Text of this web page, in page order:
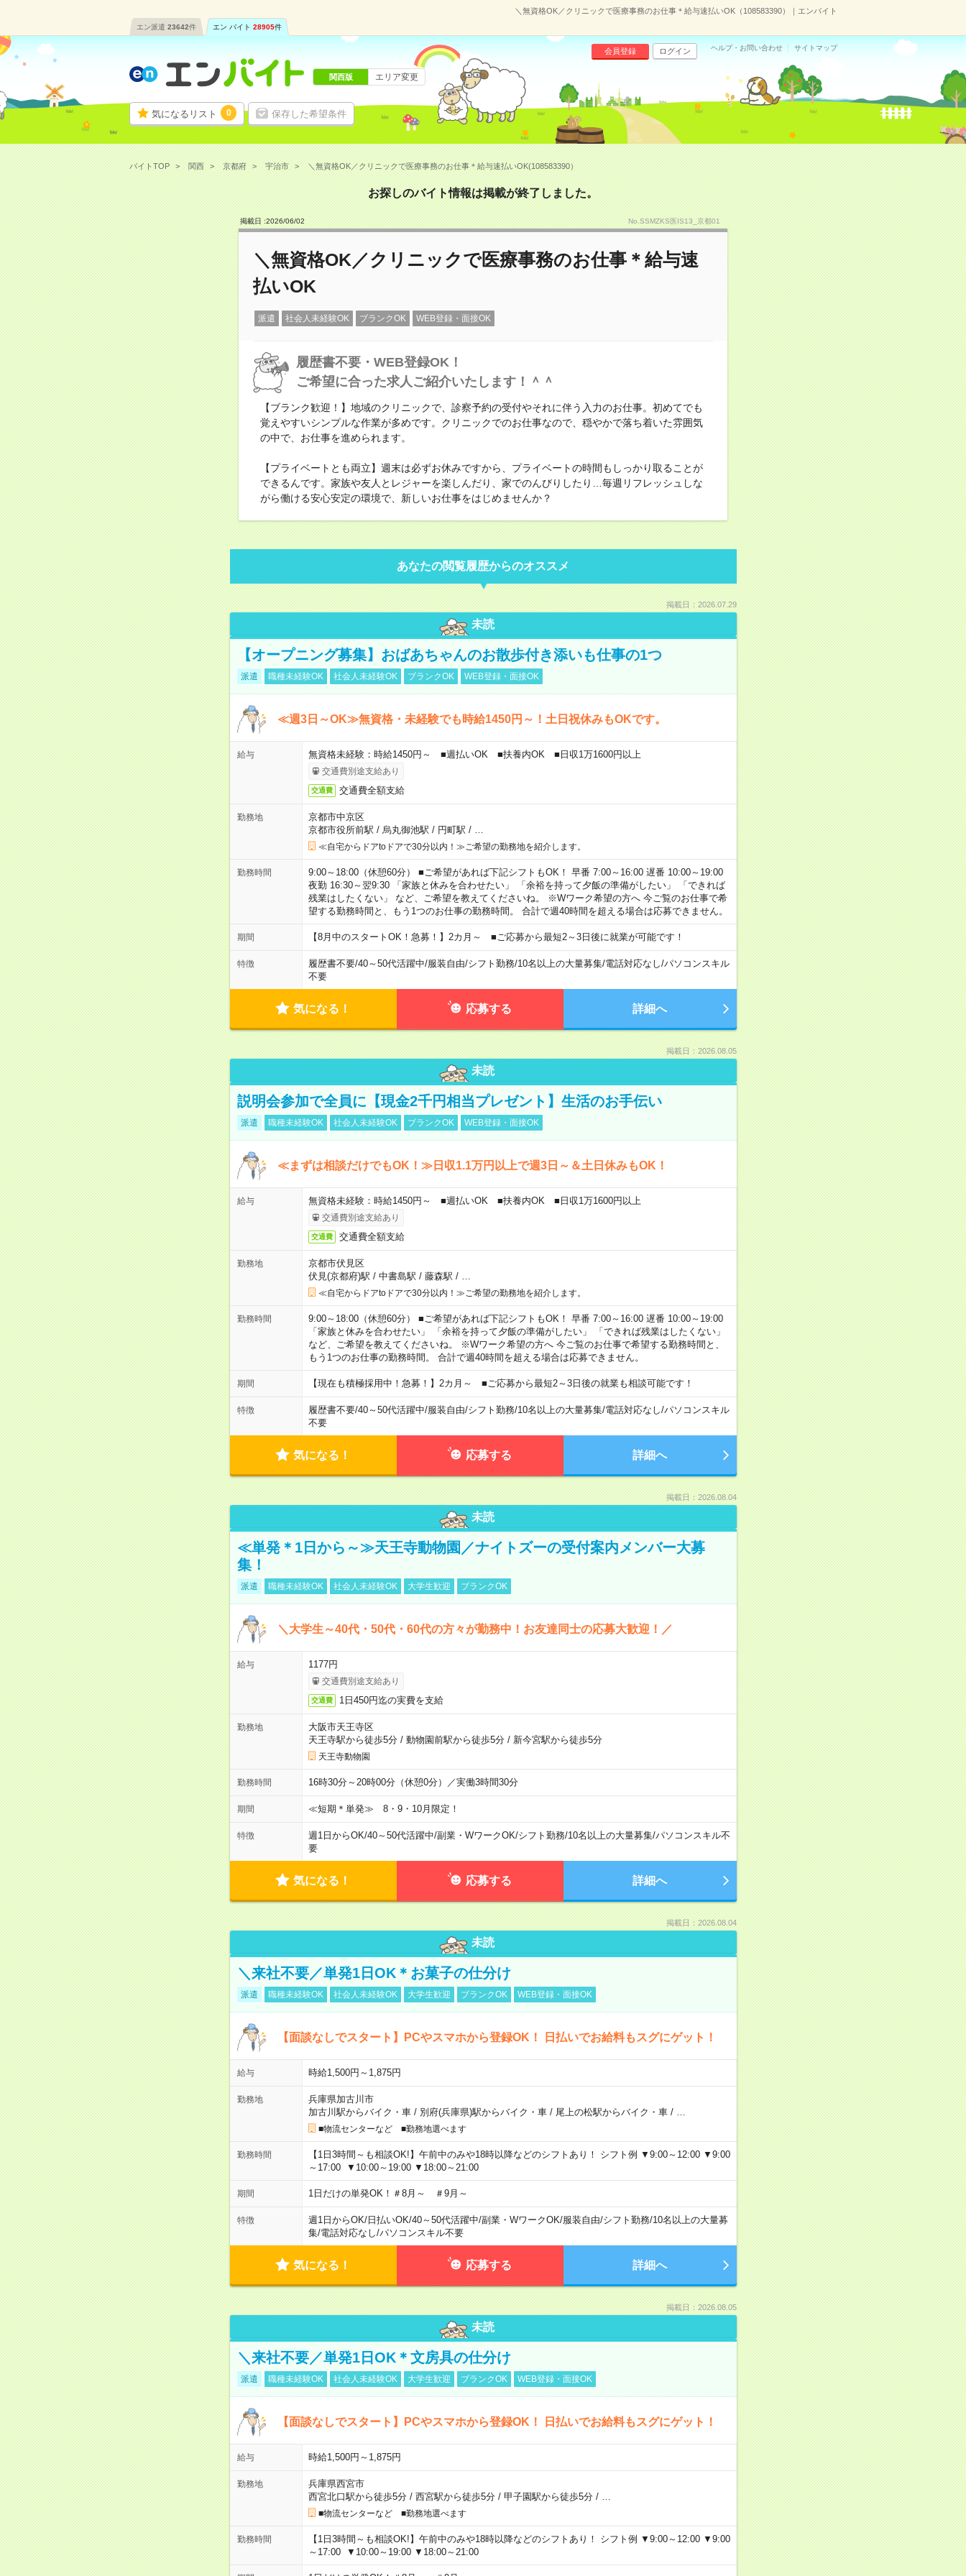
＼無資格OK／クリニックで医療事務のお仕事＊給与速払いOK（108583390）｜エンバイト
エン派遣 23642件 エン バイト 28905件
気になるリスト 0 保存した希望条件
会員登録 ログイン ヘルプ・お問い合わせ サイトマップ
関西版 エリア変更
バイトTOP 関西 京都府 宇治市 ＼無資格OK／クリニックで医療事務のお仕事＊給与速払いOK(108583390）
お探しのバイト情報は掲載が終了しました。
掲載日 :2026/06/02 No.SSMZKS医IS13_京都01
＼無資格OK／クリニックで医療事務のお仕事＊給与速
払いOK
派遣 社会人未経験OK ブランクOK WEB登録・面接OK
履歴書不要・WEB登録OK！
ご希望に合った求人ご紹介いたします！＾＾
【ブランク歓迎！】地域のクリニックで、診察予約の受付やそれに伴う入力のお仕事。初めてでも
覚えやすいシンプルな作業が多めです。クリニックでのお仕事なので、穏やかで落ち着いた雰囲気
の中で、お仕事を進められます。
【プライベートとも両立】週末は必ずお休みですから、プライベートの時間もしっかり取ることが
できるんです。家族や友人とレジャーを楽しんだり、家でのんびりしたり…毎週リフレッシュしな
がら働ける安心安定の環境で、新しいお仕事をはじめませんか？
あなたの閲覧履歴からのオススメ
掲載日：2026.07.29
未読
【オープニング募集】おばあちゃんのお散歩付き添いも仕事の1つ
派遣 職種未経験OK 社会人未経験OK ブランクOK WEB登録・面接OK
≪週3日～OK≫無資格・未経験でも時給1450円～！土日祝休みもOKです。
給与 無資格未経験：時給1450円～ ■週払いOK ■扶養内OK ■日収1万1600円以上
交通費別途支給あり
交通費 交通費全額支給
勤務地
京都市中京区
京都市役所前駅 / 烏丸御池駅 / 円町駅 /
≪自宅からドアtoドアで30分以内！≫ご希望の勤務地を紹介します。
勤務時間
9:00～18:00（休憩60分） ■ご希望があれば下記シフトもOK！ 早番 7:00～16:00 遅番 10:00～19:00
夜勤 16:30～翌9:30 「家族と休みを合わせたい」 「余裕を持って夕飯の準備がしたい」 「できれば
残業はしたくない」 など、ご希望を教えてくださいね。 ※Wワーク希望の方へ 今ご覧のお仕事で希
望する勤務時間と、もう1つのお仕事の勤務時間。 合計で週40時間を超える場合は応募できません。
期間 【8月中のスタートOK！急募！】2カ月～ ■ご応募から最短2～3日後に就業が可能です！
特徴 履歴書不要/40～50代活躍中/服装自由/シフト勤務/10名以上の大量募集/電話対応なし/パソコンスキル
不要
気になる！ 応募する 詳細へ
掲載日：2026.08.05
未読
説明会参加で全員に【現金2千円相当プレゼント】生活のお手伝い
派遣 職種未経験OK 社会人未経験OK ブランクOK WEB登録・面接OK
≪まずは相談だけでもOK！≫日収1.1万円以上で週3日～＆土日休みもOK！
給与 無資格未経験：時給1450円～ ■週払いOK ■扶養内OK ■日収1万1600円以上
交通費別途支給あり
交通費 交通費全額支給
勤務地
京都市伏見区
伏見(京都府)駅 / 中書島駅 / 藤森駅 /
≪自宅からドアtoドアで30分以内！≫ご希望の勤務地を紹介します。
勤務時間
9:00～18:00（休憩60分） ■ご希望があれば下記シフトもOK！ 早番 7:00～16:00 遅番 10:00～19:00
「家族と休みを合わせたい」 「余裕を持って夕飯の準備がしたい」 「できれば残業はしたくない」
など、ご希望を教えてくださいね。 ※Wワーク希望の方へ 今ご覧のお仕事で希望する勤務時間と、
もう1つのお仕事の勤務時間。 合計で週40時間を超える場合は応募できません。
期間 【現在も積極採用中！急募！】2カ月～ ■ご応募から最短2～3日後の就業も相談可能です！
特徴 履歴書不要/40～50代活躍中/服装自由/シフト勤務/10名以上の大量募集/電話対応なし/パソコンスキル
不要
気になる！ 応募する 詳細へ
掲載日：2026.08.04
未読
≪単発＊1日から～≫天王寺動物園／ナイトズーの受付案内メンバー大募
集！
派遣 職種未経験OK 社会人未経験OK 大学生歓迎 ブランクOK
＼大学生～40代・50代・60代の方々が勤務中！お友達同士の応募大歓迎！／
給与 1177円
交通費別途支給あり
交通費 1日450円迄の実費を支給
勤務地
大阪市天王寺区
天王寺駅から徒歩5分/ 動物園前駅から徒歩5分/ 新今宮駅から徒歩5分
天王寺動物園
勤務時間 16時30分～20時00分（休憩0分）／実働3時間30分
期間 ≪短期＊単発≫ 8・9・10月限定！
特徴 週1日からOK/40～50代活躍中/副業・WワークOK/シフト勤務/10名以上の大量募集/パソコンスキル不
要
気になる！ 応募する 詳細へ
掲載日：2026.08.04
未読
＼来社不要／単発1日OK＊お菓子の仕分け
派遣 職種未経験OK 社会人未経験OK 大学生歓迎 ブランクOK WEB登録・面接OK
【面談なしでスタート】PCやスマホから登録OK！ 日払いでお給料もスグにゲット！
給与 時給1,500円～1,875円
勤務地
兵庫県加古川市
加古川駅からバイク・車/ 別府(兵庫県)駅からバイク・車/ 尾上の松駅からバイク・車/
■物流センターなど ■勤務地選べます
勤務時間
【1日3時間～も相談OK!】午前中のみや18時以降などのシフトあり！ シフト例 ▼9:00～12:00 ▼9:00
～17:00 ▼10:00～19:00 ▼18:00～21:00
期間 1日だけの単発OK！＃8月～ ＃9月～
特徴 週1日からOK/日払いOK/40～50代活躍中/副業・WワークOK/服装自由/シフト勤務/10名以上の大量募
集/電話対応なし/パソコンスキル不要
気になる！ 応募する 詳細へ
掲載日：2026.08.05
未読
＼来社不要／単発1日OK＊文房具の仕分け
派遣 職種未経験OK 社会人未経験OK 大学生歓迎 ブランクOK WEB登録・面接OK
【面談なしでスタート】PCやスマホから登録OK！ 日払いでお給料もスグにゲット！
給与 時給1,500円～1,875円
勤務地
兵庫県西宮市
西宮北口駅から徒歩5分/ 西宮駅から徒歩5分/ 甲子園駅から徒歩5分/
■物流センターなど ■勤務地選べます
勤務時間
【1日3時間～も相談OK!】午前中のみや18時以降などのシフトあり！ シフト例 ▼9:00～12:00 ▼9:00
～17:00 ▼10:00～19:00 ▼18:00～21:00